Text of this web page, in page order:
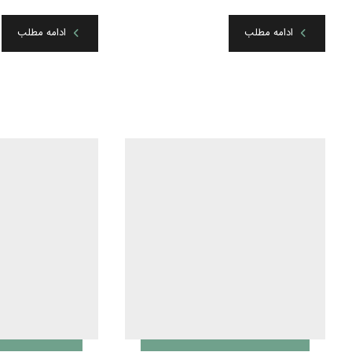
ادامه مطلب ادامه مطلب